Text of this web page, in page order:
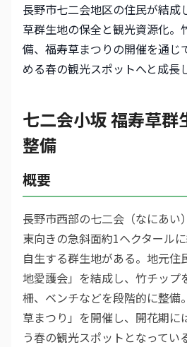
長野市七二会地区の住民が結成
草群生地の保全と観光資源化。
備、福寿草まつりの開催を通じ
める春の観光スポットへと成長
七二会小坂 福寿草群
整備
概要
長野市西部の七二会（なにあい
東向きの急斜面約1ヘクタール
自生する群生地がある。地元住
地愛護会」を結成し、竹チップ
柵、ベンチなどを段階的に整備
草まつり」を開催し、開花期に
う春の観光スポットとなってい